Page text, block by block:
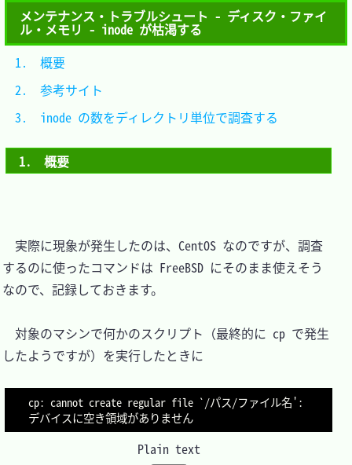
メンテナンス・トラブルシュート - ディスク・ファイ
ル・メモリ - inode が枯渇する
1.　概要
実際に現象が発生したのは、CentOS なのですが、調査
するのに使ったコマンドは FreeBSD にそのまま使えそう
なので、記録しておきます。
対象のマシンで何かのスクリプト（最終的に cp で発生
したようですが）を実行したときに
cp: cannot create regular file `/パス/ファイル名':
Plain text